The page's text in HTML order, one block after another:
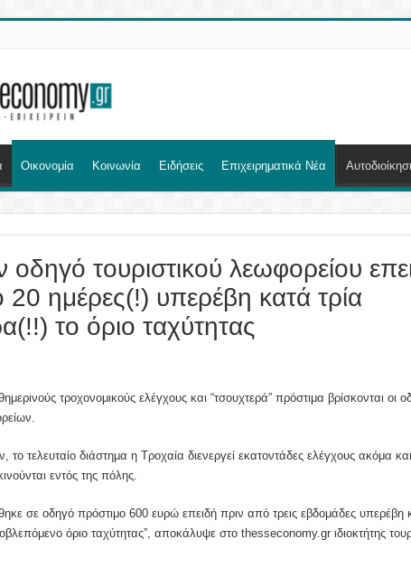
Οικονομία Κοινωνία Ειδήσεις Επιχειρηματικά Νέα
τουριστικού λεωφορείου
20 ημέρες(!) υπερέβη κατά τρία
το όριο ταχύτητας
τροχονομικούς ελέγχους και “τσουχτερά” πρόστιμα βρίσκονται οι
τελευταίο διάστημα η Τροχαία διενεργεί εκατοντάδες ελέγχους ακόμα
εντός της πόλης.
σε οδηγό πρόστιμο 600 ευρώ επειδή πριν από τρεις εβδομάδες υπερέβη
όριο ταχύτητας”, αποκάλυψε στο thesseconomy.gr ιδιοκτήτης